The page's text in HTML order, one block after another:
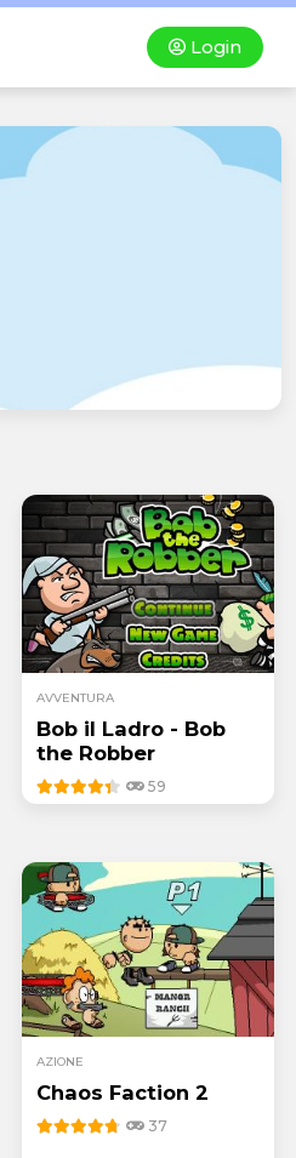
Login
AVVENTURA
Bob il Ladro - Bob
the Robber
59
AZIONE
Chaos Faction 2
37